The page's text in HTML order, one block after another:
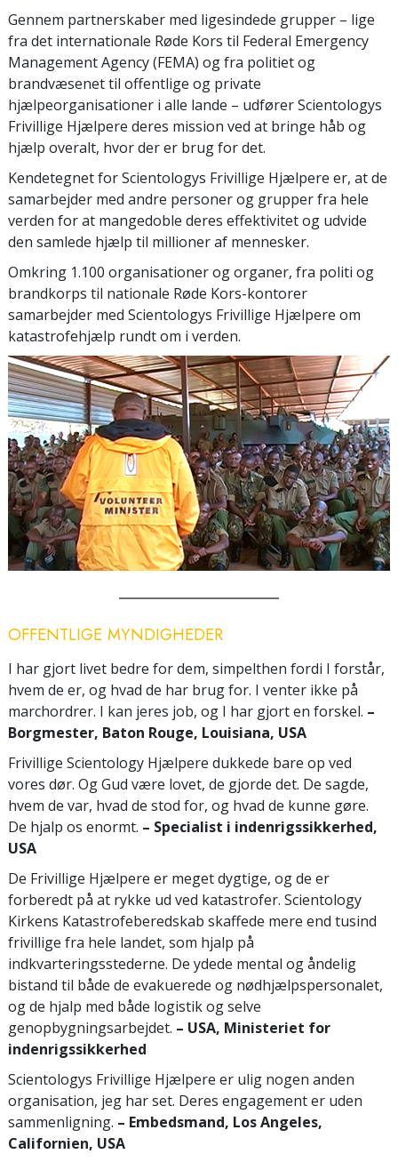
Gennem partnerskaber med ligesindede grupper – lige
fra det internationale Røde Kors til Federal Emergency
Management Agency (FEMA) og fra politiet og
brandvæsenet til offentlige og private
hjælpeorganisationer i alle lande – udfører Scientologys
Frivillige Hjælpere deres mission ved at bringe håb og
hjælp overalt, hvor der er brug for det.
Kendetegnet for Scientologys Frivillige Hjælpere er, at de
samarbejder med andre personer og grupper fra hele
verden for at mangedoble deres effektivitet og udvide
den samlede hjælp til millioner af mennesker.
Omkring 1.100 organisationer og organer, fra politi og
brandkorps til nationale Røde Kors-kontorer
samarbejder med Scientologys Frivillige Hjælpere om
katastrofehjælp rundt om i verden.
OFFENTLIGE MYNDIGHEDER
I har gjort livet bedre for dem, simpelthen fordi I forstår,
hvem de er, og hvad de har brug for. I venter ikke på
marchordrer. I kan jeres job, og I har gjort en forskel. –
Borgmester, Baton Rouge, Louisiana, USA
Frivillige Scientology Hjælpere dukkede bare op ved
vores dør. Og Gud være lovet, de gjorde det. De sagde,
hvem de var, hvad de stod for, og hvad de kunne gøre.
De hjalp os enormt. – Specialist i indenrigssikkerhed,
USA
De Frivillige Hjælpere er meget dygtige, og de er
forberedt på at rykke ud ved katastrofer. Scientology
Kirkens Katastrofeberedskab skaffede mere end tusind
frivillige fra hele landet, som hjalp på
indkvarteringsstederne. De ydede mental og åndelig
bistand til både de evakuerede og nødhjælpspersonalet,
og de hjalp med både logistik og selve
genopbygningsarbejdet. – USA, Ministeriet for
indenrigssikkerhed
Scientologys Frivillige Hjælpere er ulig nogen anden
organisation, jeg har set. Deres engagement er uden
sammenligning. – Embedsmand, Los Angeles,
Californien, USA